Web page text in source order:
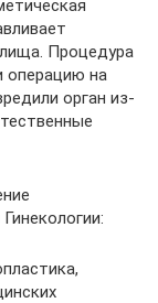
Процедура
операцию на
орган из-